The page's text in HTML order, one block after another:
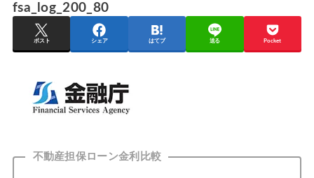
fsa_log_200_80
ポスト シェア はてブ 送る Pocket
不動産担保ローン金利比較